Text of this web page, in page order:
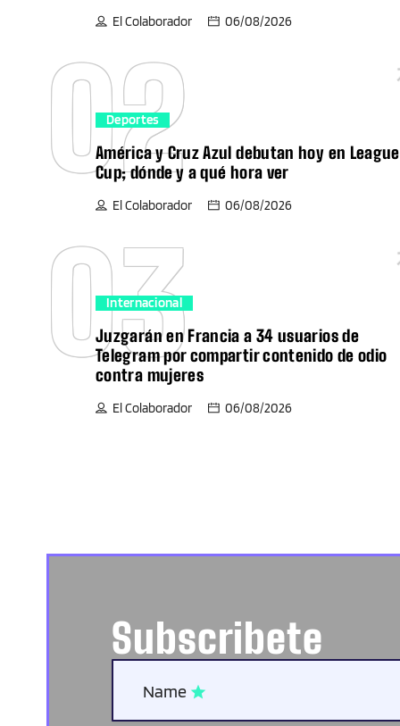
El Colaborador 06/08/2026
02
Deportes
América y Cruz Azul debutan hoy en
Cup; dónde y a qué hora ver
El Colaborador 06/08/2026
03
Internacional
Juzgarán en Francia a 34 usuarios de
Telegram por compartir contenido de odio
contra mujeres
El Colaborador 06/08/2026
Subscribete
Name star